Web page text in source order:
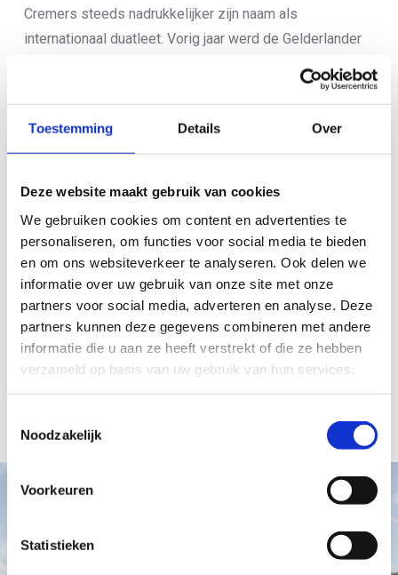
Toestemming Details Over
Deze website maakt gebruik van cookies
We gebruiken cookies om content en advertenties te
personaliseren, om functies voor social media te bieden
en om ons websiteverkeer te analyseren. Ook delen we
informatie over uw gebruik van onze site met onze
partners voor social media, adverteren en analyse. Deze
partners kunnen deze gegevens combineren met andere
informatie die u aan ze heeft verstrekt of die ze hebben
verzameld op basis van uw gebruik van hun services.
Noodzakelijk
Voorkeuren
Statistieken
Cremers steeds nadrukkelijker zijn naam als
internationaal duatleet. Vorig jaar werd de Gelderlander
de junioren al eens op het WK-podium staan met een
Pas konden het hoge looptempo van de elite-atleten in
fietsonderdeel meldden ze zich alsnog voorin de
wedstrijd. Niemand reed harder dan Cremers vandaag en
ondanks het verlies van plaatsen tijdens de tweede run,
wisten beide mannen zich netjes in het middenveld te
handhaven met plek veertien voor Cremers en plek
zestien voor Te Pas.
Het WK multisport duurt nog tot volgend weekend, met
onder meer WK’s cross triathlon, aquathlon en triathlon
lange afstand nog op het programma.